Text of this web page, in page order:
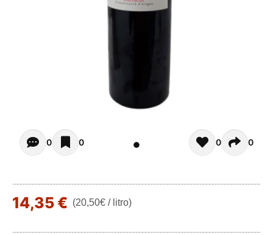
Opiniones - In questo momento non ci sono commenti.
0 0 0 0
14,35 € (20,50€ / litro)